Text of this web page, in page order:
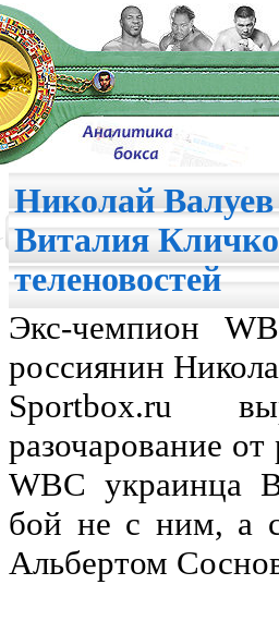
Николай
Виталия Кличко
теленовостей
Экс-чемпион
россиянин
Sportbox.ru
разочарование
WBC украинца
бой не с ним, а
Альбертом